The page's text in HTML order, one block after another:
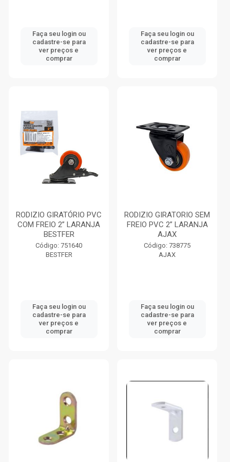
Faça seu login ou
cadastre-se para
ver preços e
comprar
Faça seu login ou
cadastre-se para
ver preços e
comprar
RODIZIO GIRATÓRIO PVC
COM FREIO 2” LARANJA
BESTFER
Código: 751640
BESTFER
Faça seu login ou
cadastre-se para
ver preços e
comprar
RODIZIO GIRATORIO SEM
FREIO PVC 2” LARANJA
AJAX
Código: 738775
AJAX
Faça seu login ou
cadastre-se para
ver preços e
comprar